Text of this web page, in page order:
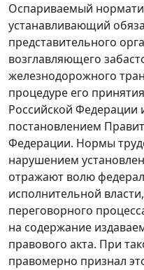
Оспариваемый
устанавливающий
представительного
возглавляющего
железнодорожного
процедуре его
Российской
постановлением
Федерации. Нормы
нарушением
отражают волю
исполнительной
переговорного
на содержание
правового акта. При
правомерно признал